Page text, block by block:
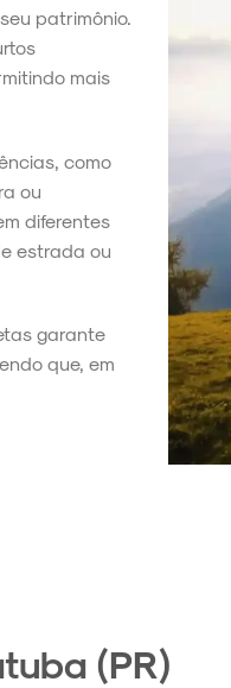
patrimônio.
mais
como
ou
diferentes
estrada ou
garante
que, em
(PR)